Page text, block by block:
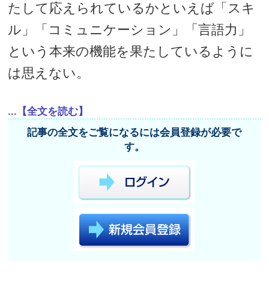
たして応えられているかといえば「スキ
ル」「コミュニケーション」「言語力」
という本来の機能を果たしているように
は思えない。
...【全文を読む】
記事の全文をご覧になるには会員登録が必要で
す。